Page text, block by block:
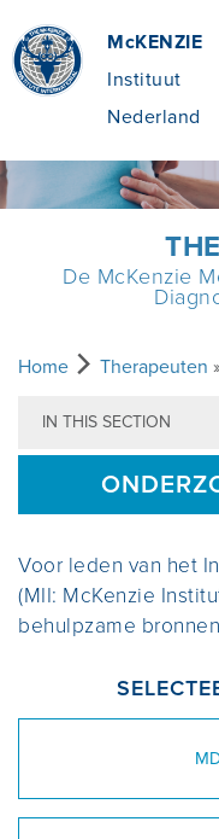
McKENZIE
Instituut
Nederland
HOME
PATIËNTEN
WAT IS DE
WAT HOUDT
IS DE
THERAPEUTEN
DE MCKENZIE
MISVATTINGEN
REGISTRATIE
OPLEIDING
INHOUD VAN
KOSTEN EN
OVER
PRIVACY
NIEUWS
CONTACT
De McKenzie
Home Therapeuten
IN THIS SECTION
Voor leden van het
(MII: McKenzie
behulpzame